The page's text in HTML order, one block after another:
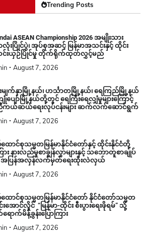
Trending Posts
ASEAN Championship 2026 အမျိုးသား
းပြိုင်ပွဲ၊ အုပ်စုအဆင့် မြန်မာအသင်းနှင့် ထိုင်း
းယှဉ်ပြိုင်မှု တိုက်ရိုက်ထုတ်လွှင့်မည်
August 7, 2026
မျက်နှာမြို့နယ်၊ ဟင်္သာတမြို့နယ်၊ ရေကြည်မြို့နယ်
ပျော်မြို့နယ်တို့တွင် ရေကြီးရေလျှံမှုများကြောင့်
ယ်ဆယ်ရေးလုပ်ငန်းများ ဆက်လက်ဆောင်ရွက်
August 7, 2026
ထောင်စုသမ္မတမြန်မာနိုင်ငံတော်နှင့် ထိုင်းနိုင်ငံတို့
း နားလည်မှုစာချွန်လွှာများနှင့် သဘောတူစာချုပ်
း အပြန်အလှန်လက်မှတ်ရေးထိုးလဲလှယ်
August 7, 2026
ထောင်စုသမ္မတမြန်မာနိုင်ငံတော် နိုင်ငံတော်သမ္မတ
းအောင်လှိုင် “မြန်မာ-ထိုင်း စီးပွားရေးဖိုရမ်” သို့
ာက်မိန့်ခွန်းပြောကြား
August 7, 2026